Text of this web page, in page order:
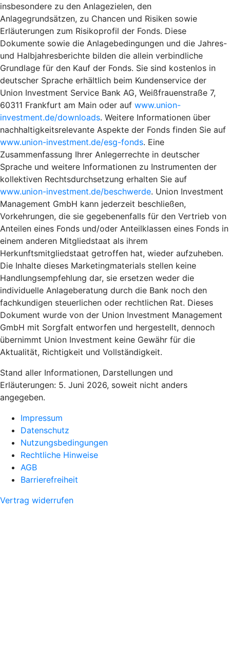
insbesondere zu den Anlagezielen, den
Anlagegrundsätzen, zu Chancen und Risiken sowie
Erläuterungen zum Risikoprofil der Fonds. Diese
Dokumente sowie die Anlagebedingungen und die Jahres-
und Halbjahresberichte bilden die allein verbindliche
Grundlage für den Kauf der Fonds. Sie sind kostenlos in
deutscher Sprache erhältlich beim Kundenservice der
Union Investment Service Bank AG, Weißfrauenstraße 7,
60311 Frankfurt am Main oder auf www.union-
investment.de/downloads. Weitere Informationen über
nachhaltigkeitsrelevante Aspekte der Fonds finden Sie auf
www.union-investment.de/esg-fonds. Eine
Zusammenfassung Ihrer Anlegerrechte in deutscher
Sprache und weitere Informationen zu Instrumenten der
kollektiven Rechtsdurchsetzung erhalten Sie auf
www.union-investment.de/beschwerde. Union Investment
Management GmbH kann jederzeit beschließen,
Vorkehrungen, die sie gegebenenfalls für den Vertrieb von
Anteilen eines Fonds und/oder Anteilklassen eines Fonds in
einem anderen Mitgliedstaat als ihrem
Herkunftsmitgliedstaat getroffen hat, wieder aufzuheben.
Die Inhalte dieses Marketingmaterials stellen keine
Handlungsempfehlung dar, sie ersetzen weder die
individuelle Anlageberatung durch die Bank noch den
fachkundigen steuerlichen oder rechtlichen Rat. Dieses
Dokument wurde von der Union Investment Management
GmbH mit Sorgfalt entworfen und hergestellt, dennoch
übernimmt Union Investment keine Gewähr für die
Aktualität, Richtigkeit und Vollständigkeit.
Stand aller Informationen, Darstellungen und
Erläuterungen: 5. Juni 2026, soweit nicht anders
angegeben.
Impressum
Datenschutz
Nutzungsbedingungen
Rechtliche Hinweise
AGB
Barrierefreiheit
Vertrag widerrufen